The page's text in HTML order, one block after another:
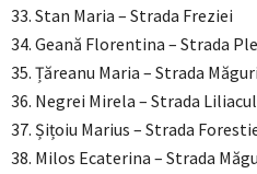
33. Stan Maria – Strada Freziei
34. Geană Florentina – Strada
35. Țăreanu Maria – Strada
36. Negrei Mirela – Strada
37. Șițoiu Marius – Strada
38. Milos Ecaterina – Strada